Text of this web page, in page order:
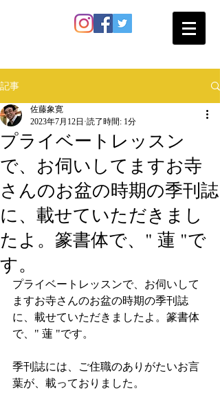
記事
プライベートレッスン
で、お伺いしてますお寺
さんのお盆の時期の季刊誌
に、載せていただきまし
たよ。篆書体で、" 蓮 "で
す。
佐藤象寛
2023年7月12日 読了時間: 1分
プライベートレッスンで、お伺いして
ますお寺さんのお盆の時期の季刊誌
に、載せていただきましたよ。篆書体
で、" 蓮 "です。
季刊誌には、ご住職のありがたいお言
葉が、載っておりました。